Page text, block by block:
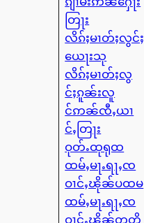
တြႃး
လိၵ်ႈမၢတ်ႈလွင်ႈ
ယေႃးသု
လိၵ်ႈမၢတ်ႈလွ
င်ႈၵူၼ်းလူ
င်ဢၼ်ၸီႇယၢ
င်ႇတြႃး
ဝုတ်ႉထုရုထ
ထမ်ႇမႃႉရႃႇၸ
ဝၢင်ႇၽိုၼ်ပထမ
ထမ်ႇမႃႉရႃႇၸ
ဝၢင်ႇၽိုၼ်တုတိ